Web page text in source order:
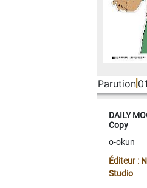
Parution
DAILY
Copy
o-okun
Éditeur :
Studio